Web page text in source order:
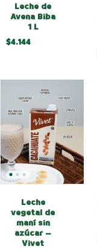
Leche de
Avena Biba
1 L
$4.144
Leche
vegetal de
maní sin
azúcar –
Vivet